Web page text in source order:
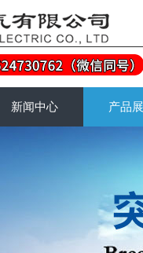
新闻中心 产品